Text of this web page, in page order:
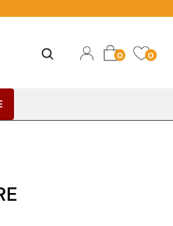
Open
0 0